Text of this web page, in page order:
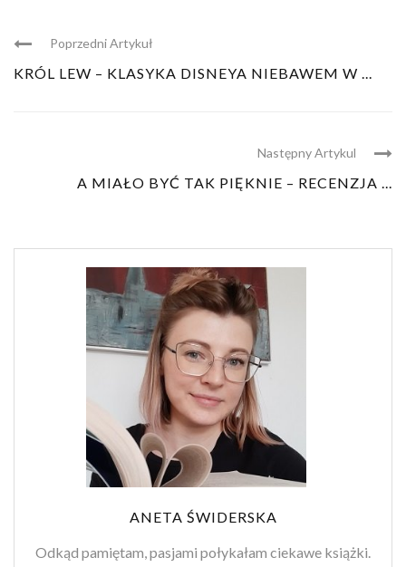
Poprzedni Artykuł
KRÓL LEW – KLASYKA DISNEYA NIEBAWEM W ...
Następny Artykul
A MIAŁO BYĆ TAK PIĘKNIE – RECENZJA ...
ANETA ŚWIDERSKA
Odkąd pamiętam, pasjami połykałam ciekawe książki.